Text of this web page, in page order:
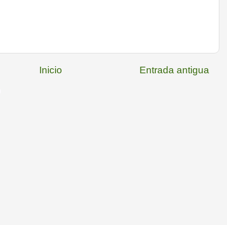
Entrada antigua
Inicio